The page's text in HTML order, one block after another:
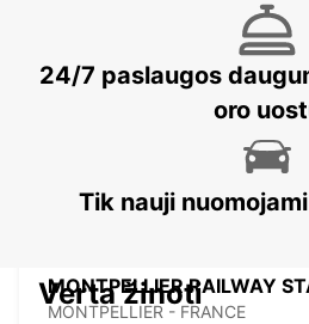
MONTPELLIER SUD DE
RAILWAY STATION
MONTPELLIER RAILWAY
MONTPELLIER - FRANCE
24/7 paslaugos
oro
Tik nauji
Verta žinoti